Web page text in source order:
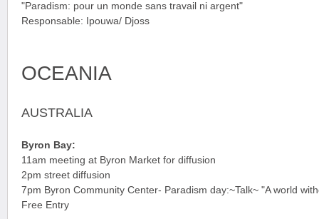
"Paradism: pour un monde sans travail ni argent"
Responsable: Ipouwa/ Djoss
OCEANIA
AUSTRALIA
Byron Bay:
11am meeting at Byron Market for diffusion
2pm street diffusion
7pm Byron Community Center- Paradism day:~Talk~ "A world
Free Entry